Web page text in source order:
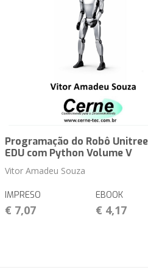
Programação do Robô Unitree
EDU com Python Volume V
Vitor Amadeu Souza
IMPRESO
€ 7,07
EBOOK
€ 4,17